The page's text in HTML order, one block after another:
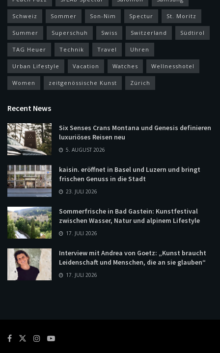
Schweiz Sommer Son-Nim Spectur St. Moritz
Summer Superschuh Swiss Switzerland Südtirol
TAG Heuer Technik Travel Uhren
Urban Lifestyle Vacation Watches Wellnesshotel
Women zeitgenössische Kunst Zürich
Recent News
Six Senses Crans Montana und Genesis definieren
luxuriöses Reisen neu
5. AUGUST 2026
kaisin. eröffnet in Basel und Luzern und bringt
frischen Genuss in die Stadt
23. JULI 2026
Sommerfrische in Bad Gastein: Kunstfestival
zwischen Wasser, Natur und alpinem Lifestyle
17. JULI 2026
Interview mit Andrea von Goetz: „Kunst braucht
Leidenschaft und Menschen, die an sie glauben“
17. JULI 2026